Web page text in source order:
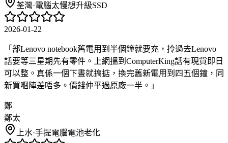
荃灣·電腦太慢想升級SSD
2026-01-22
「 部Lenovo notebook舊電用到半個鐘就要充，拎過去Lenovo
話要等三星期先有零件。上網搵到ComputerKing話有現貨即日
可以整。真係一個下晝就搞掂，換完舊新電用到四五個鐘，同
新買嗰陣差唔多。價錢仲平過原廠一半。 」
鄭
鄭太
上水·手提電腦電池老化